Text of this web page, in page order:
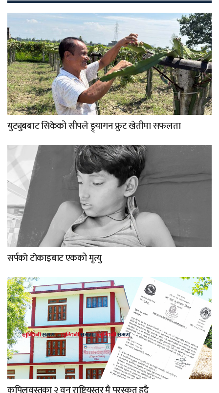
युट्युबबाट सिकेको सीपले ड्र्यागन फ्रुट खेतीमा सफलता
सर्पकाे टाेकाइबाट एकको मृत्यु